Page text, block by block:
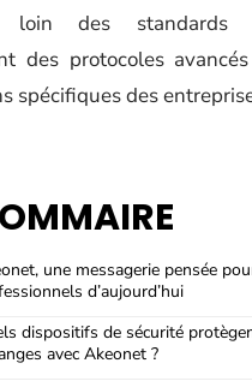
loin des standards
des protocoles
spécifiques des
une messagerie pensée
d’aujourd’hui
dispositifs de sécurité
avec Akeonet ?